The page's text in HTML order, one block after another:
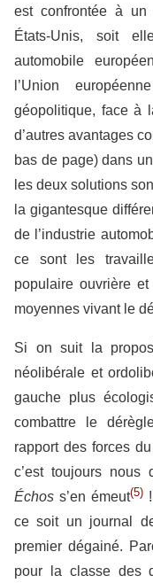
est confrontée à
États-Unis, soit
automobile
l’Union
géopolitique, face à
d’autres avantages
bas de page) dans
les deux solutions
la gigantesque
de l’industrie
ce sont les
populaire ouvrière
moyennes vivant le
Si on suit la
néolibérale et
gauche plus
combattre le
rapport des forces
c’est toujours nous
Échos s’en émeut(5)
ce soit un journal
premier dégainé.
pour la classe des